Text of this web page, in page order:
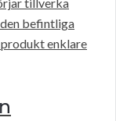
befintliga
enklare